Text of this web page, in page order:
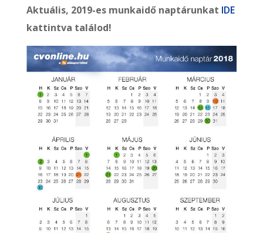
Aktuális, 2019-es munkaidő naptárunkat IDE
kattintva találod!